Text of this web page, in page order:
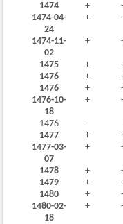
1474
+
1474-04-
24
+
1474-11-
02
+
1475 +
1476
+
1476
+
1476-10-
18
+
1476 -
1477
+
1477-03-
07
+
1478 +
1479
+
1480
+
1480-02-
18
+